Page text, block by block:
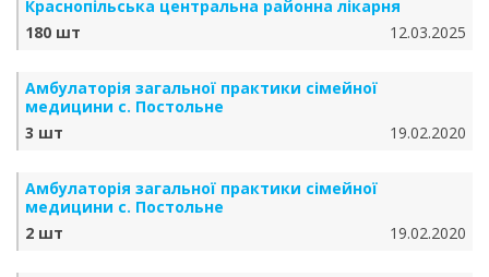
Краснопільська центральна районна лікарня
180 шт
12.03.2025
Амбулаторія загальної практики сімейної
медицини с. Постольне
3 шт
19.02.2020
Амбулаторія загальної практики сімейної
медицини с. Постольне
2 шт
19.02.2020